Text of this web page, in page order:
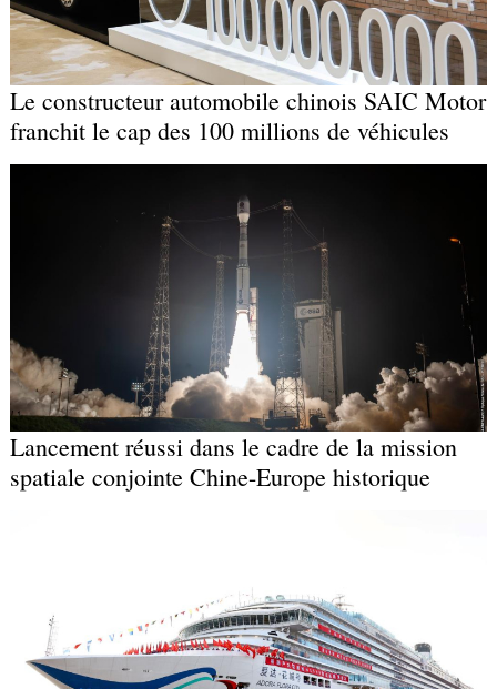
Le constructeur automobile chinois SAIC Motor
franchit le cap des 100 millions de véhicules
Lancement réussi dans le cadre de la mission
spatiale conjointe Chine-Europe historique